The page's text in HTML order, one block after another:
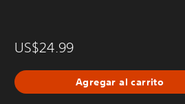
US$24.99
Agregar al carrito